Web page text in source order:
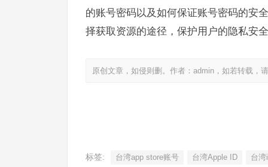
的账号密码以及如何保证账号密码的安
择获取资源的途径，保护用户的隐私安
原创文章，如侵则删。作者：admin，如若转载，
标签: 台湾app store账号 台湾Apple ID 台